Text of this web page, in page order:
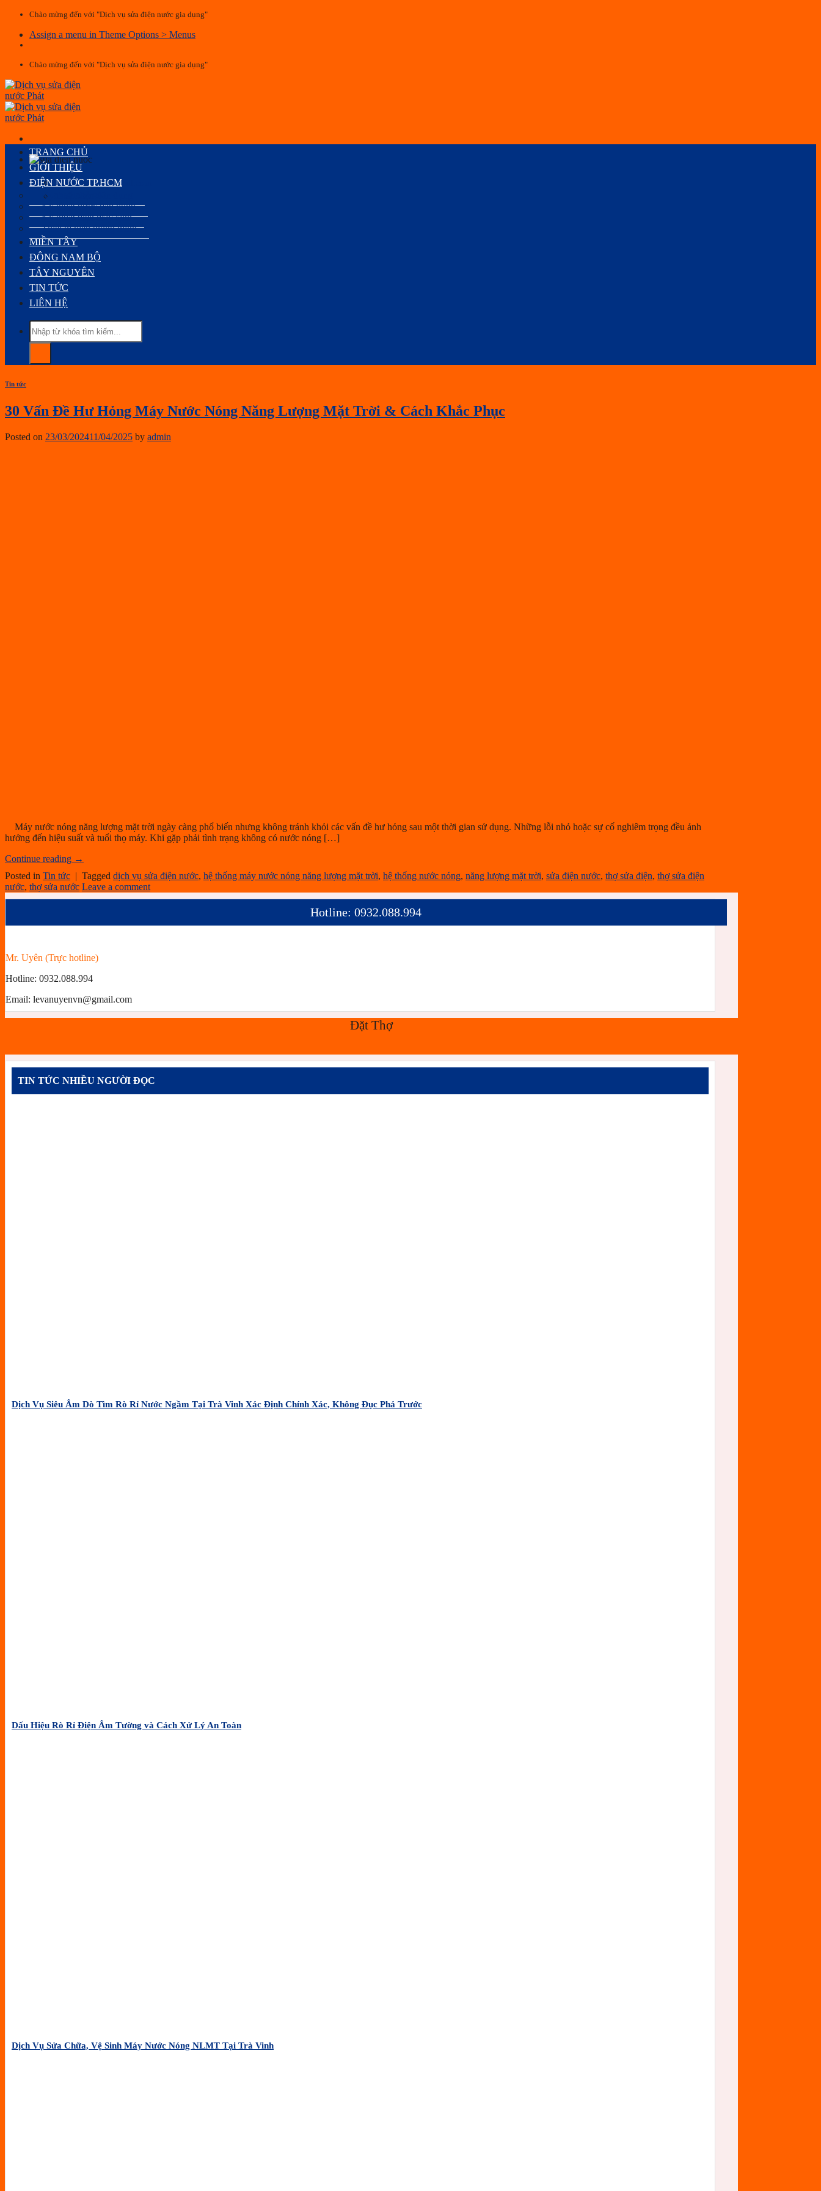
Skip
content
Chào mừng đến với "Dịch vụ sửa điện nước gia dụng"
Assign a menu in Theme Options > Menus
Chào mừng đến với "Dịch vụ sửa điện nước gia dụng"
levanuyenvn@gmail.com
TRANG CHỦ
GIỚI THIỆU
ĐIỆN NƯỚC TP.HCM
Kỹ thuật điện dân dụng
Kỹ thuật nước dân dụng
Kỹ thuật điện máy lạnh
Thiết bị điện thông minh
MIỀN TÂY
ĐÔNG NAM BỘ
TÂY NGUYÊN
TIN TỨC
LIÊN HỆ
Tin tức
30 Vấn Đề Hư Hỏng Máy Nước Nóng Năng Lượng Mặt Trời & Cách Khắc Phục
Posted on 23/03/202411/04/2025 by admin
Máy nước nóng năng lượng mặt trời ngày càng phổ biến nhưng không tránh khỏi các vấn đề hư hỏng sau một thời gian sử dụng. Những lỗi nhỏ hoặc sự cố nghiêm trọng đều ảnh
hưởng đến hiệu suất và tuổi thọ máy. Khi gặp phải tình trạng không có nước nóng […]
Continue reading →
Posted in Tin tức | Tagged dịch vụ sửa điện nước, hệ thống máy nước nóng năng lượng mặt trời, hệ thống nước nóng, năng lượng mặt trời, sửa điện nước, thợ sửa điện, thợ sửa điện
nước, thợ sửa nước Leave a comment
Hotline: 0932.088.994
Mr. Uyên (Trực hotline)
Hotline: 0932.088.994
Email: levanuyenvn@gmail.com
Đặt Thợ
TIN TỨC NHIỀU NGƯỜI ĐỌC
Dịch Vụ Siêu Âm Dò Tìm Rò Rỉ Nước Ngầm Tại Trà Vinh Xác Định Chính Xác, Không Đục Phá Trước
Dấu Hiệu Rò Rỉ Điện Âm Tường và Cách Xử Lý An Toàn
Dịch Vụ Sửa Chữa, Vệ Sinh Máy Nước Nóng NLMT Tại Trà Vinh